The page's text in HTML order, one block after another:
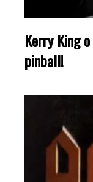
Kerry King
pinball!